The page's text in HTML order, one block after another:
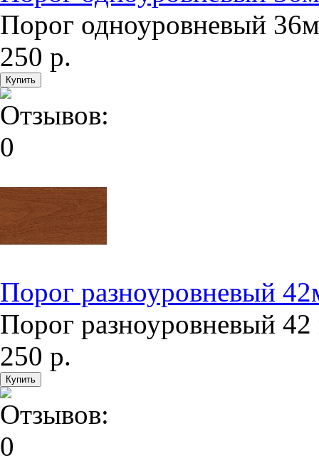
Порог одноуровневый
250 р.
Порог разноуровневый
Порог разноуровневый
250 р.